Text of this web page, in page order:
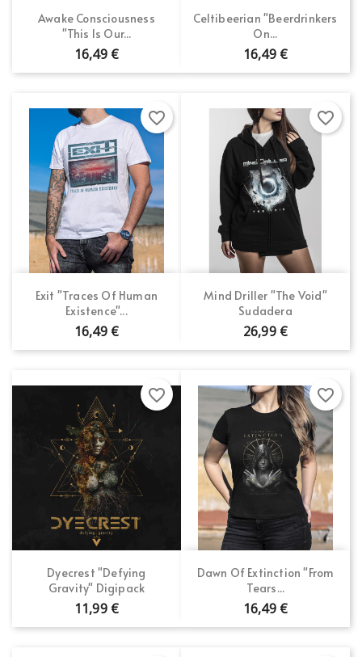
Awake Consciousness
"This Is Our...
16,49 €
Celtibeerian "Beerdrinkers
On...
16,49 €
Exit "Traces Of Human
Existence"...
16,49 €
favorite_border
Mind Driller "The Void"
Sudadera
26,99 €
favorite_border
Dyecrest "Defying
Gravity" Digipack
11,99 €
favorite_border
Dawn Of Extinction "From
Tears...
16,49 €
favorite_border